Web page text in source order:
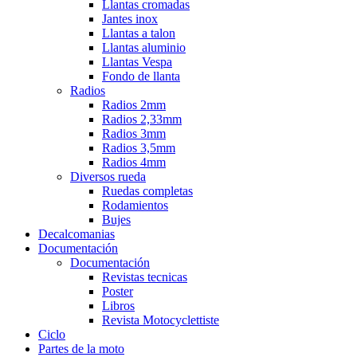
Llantas cromadas
Jantes inox
Llantas a talon
Llantas aluminio
Llantas Vespa
Fondo de llanta
Radios
Radios 2mm
Radios 2,33mm
Radios 3mm
Radios 3,5mm
Radios 4mm
Diversos rueda
Ruedas completas
Rodamientos
Bujes
Decalcomanias
Documentación
Documentación
Revistas tecnicas
Poster
Libros
Revista Motocyclettiste
Ciclo
Partes de la moto